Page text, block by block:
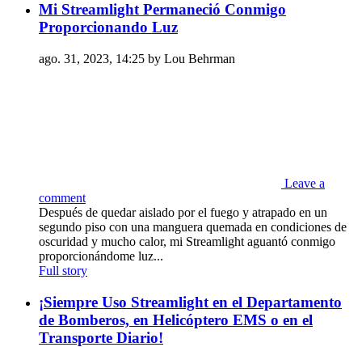
Mi Streamlight Permaneció Conmigo
Proporcionando Luz
ago. 31, 2023, 14:25 by Lou Behrman
Leave a
comment
Después de quedar aislado por el fuego y atrapado en un
segundo piso con una manguera quemada en condiciones de
oscuridad y mucho calor, mi Streamlight aguantó conmigo
proporcionándome luz...
Full story
¡Siempre Uso Streamlight en el Departamento
de Bomberos, en Helicóptero EMS o en el
Transporte Diario!